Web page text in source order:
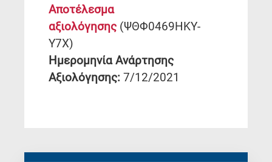
Αποτέλεσμα
αξιολόγησης (ΨΘΦ0469ΗΚΥ-
Υ7Χ)
Ημερομηνία Ανάρτησης
Αξιολόγησης: 7/12/2021